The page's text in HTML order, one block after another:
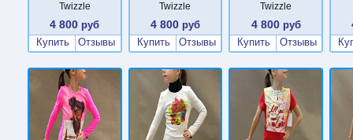
Twizzle
4 800 руб
Купить
Отзывы
Twizzle
4 800 руб
Купить
Отзывы
Twizzle
4 800руб
Купить
Отзывы